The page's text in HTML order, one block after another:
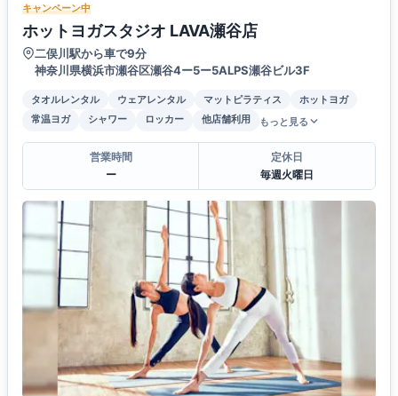
キャンペーン中
ホットヨガスタジオ LAVA瀬谷店
二俣川駅から車で9分
神奈川県横浜市瀬谷区瀬谷4ー5ー5ALPS瀬谷ビル3F
タオルレンタル ウェアレンタル マットピラティス
ホットヨガ
常温ヨガ
シャワー ロッカー 他店舗利用 もっと見る
営業時間
ー
定休日
毎週火曜日